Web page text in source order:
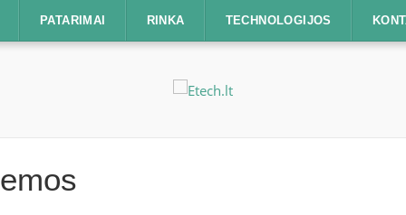
PATARIMAI RINKA TECHNOLOGIJOS